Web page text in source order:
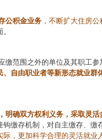
公积金业务 ，不断扩大住房公
缴范围之外的单位及其职工参
自由职业者等新形态就业群
明确双方权利义务，采取灵活
钩缴存机制，对自主缴存、缴
际，更加科学合理的灵活就业